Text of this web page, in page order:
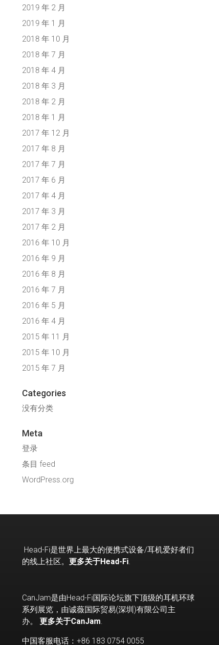
2019 年 2 月
2019 年 1 月
2018 年 10 月
2018 年 7 月
2018 年 4 月
2018 年 3 月
2018 年 2 月
2018 年 1 月
2017 年 12 月
2017 年 8 月
2017 年 7 月
2017 年 6 月
2017 年 4 月
2017 年 3 月
2017 年 2 月
2016 年 10 月
2016 年 9 月
2016 年 8 月
2016 年 7 月
2016 年 5 月
2016 年 4 月
2015 年 11 月
2015 年 10 月
2015 年 7 月
Categories
没有分类
Meta
登录
条目 feed
WordPress.org
Head-Fi是世界上最大的便携式设备/耳机爱好者们
的线上社区。 更多关于Head-Fi.
CanJam是由Head-Fi国际论坛旗下顶级的耳机环球
系列展览，由诚薇国际贸易(深圳)有限公司主
办。 更多关于CanJam.
中国客服电话：+86 183 0754 0055